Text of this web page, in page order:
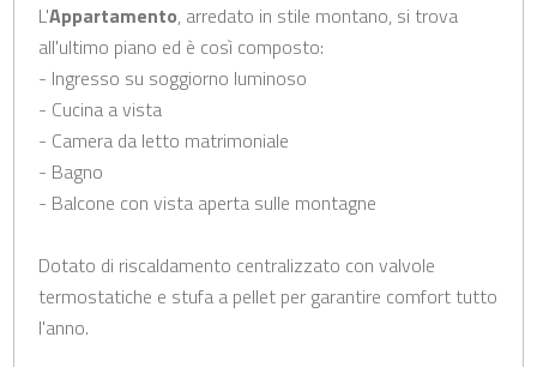
L'Appartamento, arredato in stile montano, si trova
all'ultimo piano ed è così composto:
- Ingresso su soggiorno luminoso
- Cucina a vista
- Camera da letto matrimoniale
- Bagno
- Balcone con vista aperta sulle montagne
Dotato di riscaldamento centralizzato con valvole
termostatiche e stufa a pellet per garantire comfort tutto
l'anno.